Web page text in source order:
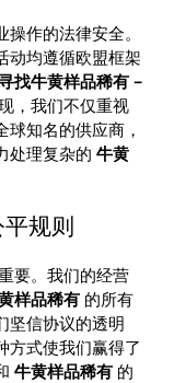
作的法律安全。
动均遵循欧盟框架
找牛黄样品稀有 –
，我们不仅重视
知名的供应商，
处理复杂的 牛黄
规则
要。我们的经营
样品稀有 的所有
坚信协议的透明
方式使我们赢得了
牛黄样品稀有 的